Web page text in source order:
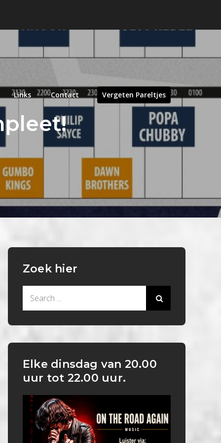
Links Contact Vergeten Pareltjes
Zoek hier
Elke dinsdag van 20.00
uur tot 22.00 uur.